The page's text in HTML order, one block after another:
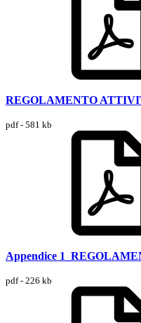
REGOLAMENTO
pdf - 581 kb
Appendice
pdf - 226 kb